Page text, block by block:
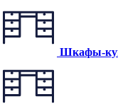
Шкафы-